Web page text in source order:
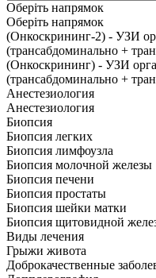
Оберіть напрямок
Оберіть напрямок
(Онкоскрининг-2) - УЗИ
(трансабдоминально +
(Онкоскрининг) - УЗИ
(трансабдоминально +
Анестезиология
Анестезиология
Биопсия
Биопсия легких
Биопсия лимфоузла
Биопсия молочной железы
Биопсия печени
Биопсия простаты
Биопсия шейки матки
Биопсия щитовидной
Виды лечения
Грыжи живота
Доброкачественные